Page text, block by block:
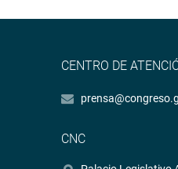
CENTRO DE
CNC